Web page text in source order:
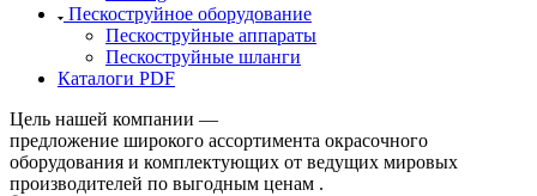
Пескоструйное оборудование
Пескоструйные аппараты
Пескоструйные шланги
Каталоги PDF
Цель нашей компании —
предложение широкого ассортимента окрасочного
оборудования и комплектующих от ведущих мировых
производителей по выгодным ценам .